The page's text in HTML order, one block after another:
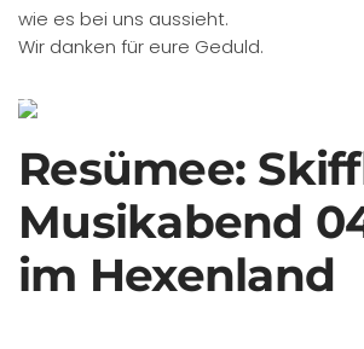
wie es bei uns aussieht.
Wir danken für eure Geduld.
Resümee:
Musikabend
im Hexenland